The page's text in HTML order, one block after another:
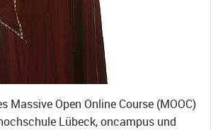
Massive Open Online Course (MOOC)
Lübeck, oncampus und